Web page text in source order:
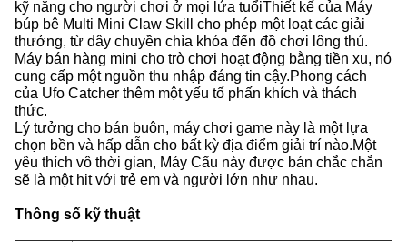
kỹ năng cho người chơi ở mọi lứa tuổiThiết kế của Máy
búp bê Multi Mini Claw Skill cho phép một loạt các giải
thưởng, từ dây chuyền chìa khóa đến đồ chơi lông thú.
Máy bán hàng mini cho trò chơi hoạt động bằng tiền xu, nó
cung cấp một nguồn thu nhập đáng tin cậy.Phong cách
của Ufo Catcher thêm một yếu tố phấn khích và thách
thức.
Lý tưởng cho bán buôn, máy chơi game này là một lựa
chọn bền và hấp dẫn cho bất kỳ địa điểm giải trí nào.Một
yêu thích vô thời gian, Máy Cẩu này được bán chắc chắn
sẽ là một hit với trẻ em và người lớn như nhau.
Thông số kỹ thuật